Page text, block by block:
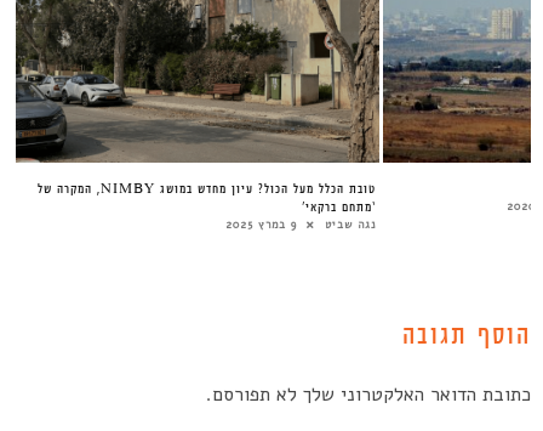
טובת הכלל מעל הכול? עיון מחדש במושג NIMBY, המקרה של
‘מתחם ברקאי’
נגה שביט 9 במרץ 2025
הוסף תגובה
כתובת הדואר האלקטרוני שלך לא תפורסם.